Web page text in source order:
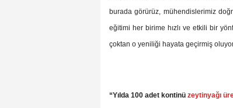
burada görürüz, mühendislerimiz
eğitimi her birime hızlı ve etkili bir
çoktan o yeniliği hayata geçirmiş
“Yılda 100 adet kontinü zeytinyağı